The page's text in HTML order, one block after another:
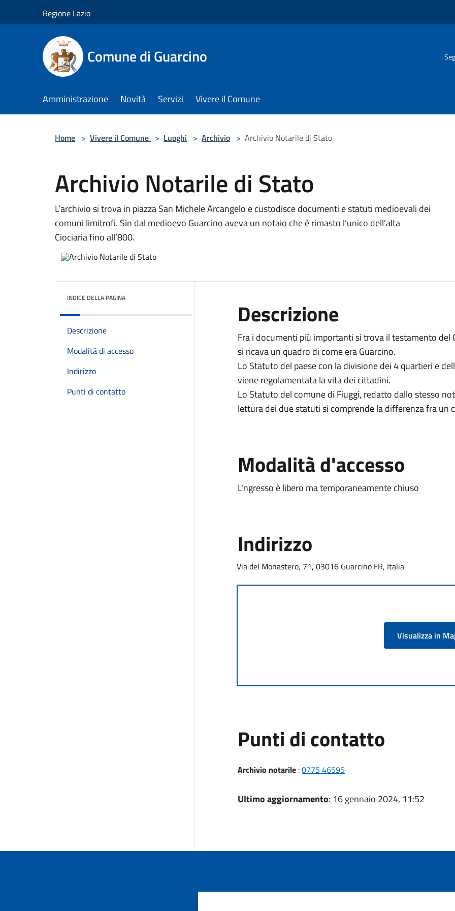
Regione Lazio
Comune di Guarcino
Amministrazione Novità Servizi Vivere il Comune
Home > Vivere il Comune > Luoghi > Archivio > Archivio Notarile di Stato
Archivio Notarile di Stato
L’archivio si trova in piazza San Michele Arcangelo e custodisce documenti e statuti medioevali dei
comuni limitrofi. Sin dal medioevo Guarcino aveva un notaio che è rimasto l’unico dell’alta
Ciociaria fino all’800.
INDICE DELLA PAGINA
Descrizione
Modalità di accesso
Indirizzo
Punti di contatto
Descrizione
Fra i documenti più importanti si trova il testamento del
si ricava un quadro di come era Guarcino.
Lo Statuto del paese con la divisione dei 4 quartieri e
viene regolamentata la vita dei cittadini.
Lo Statuto del comune di Fiuggi, redatto dallo stesso
lettura dei due statuti si comprende la differenza fra un
Modalità d'accesso
L'ngresso è libero ma temporaneamente chiuso
Indirizzo
Via del Monastero, 71, 03016 Guarcino FR, Italia
Visualizza in
Punti di contatto
Archivio notarile:0775 46595
Ultimo aggiornamento: 16 gennaio 2024, 11:52